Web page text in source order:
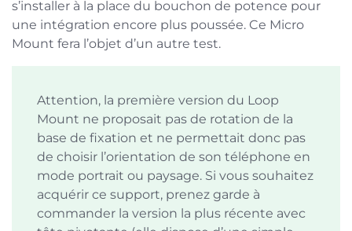
s’installer à la place du bouchon de potence pour
une intégration encore plus poussée. Ce Micro
Mount fera l’objet d’un autre test.
Attention, la première version du Loop
Mount ne proposait pas de rotation de la
base de fixation et ne permettait donc pas
de choisir l’orientation de son téléphone en
mode portrait ou paysage. Si vous souhaitez
acquérir ce support, prenez garde à
commander la version la plus récente avec